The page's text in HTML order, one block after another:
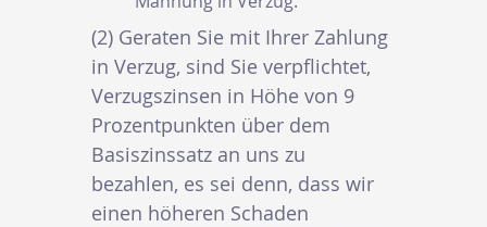
(2) Geraten Sie mit Ihrer Zahlung
in Verzug, sind Sie verpflichtet,
Verzugszinsen in Höhe von 9
Prozentpunkten über dem
Basiszinssatz an uns zu
bezahlen, es sei denn, dass wir
einen höheren Schaden